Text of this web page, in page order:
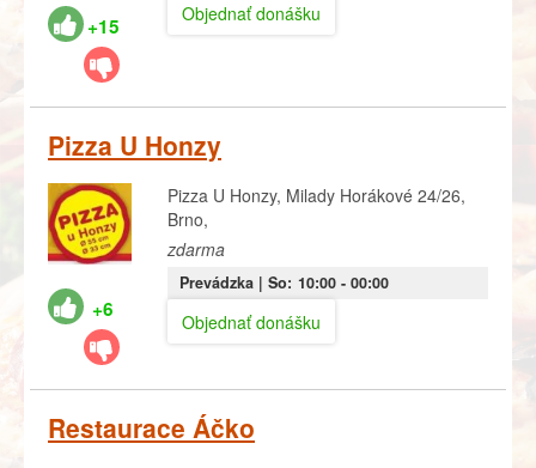
+15 Objednať donášku
Pizza U Honzy
+6
Pizza U Honzy, Milady Horákové 24/26,
Brno,
zdarma
Prevádzka | So: 10:00- 00:00
Objednať donášku
Restaurace Áčko